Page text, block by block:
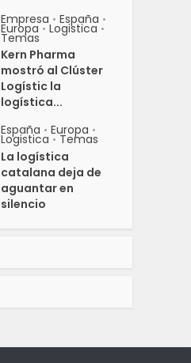
Empresa • España •
Europa • Logistica •
Temas
Kern Pharma
mostró al Clúster
Logístic la
logística...
España • Europa •
Logistica • Temas
La logística
catalana deja de
aguantar en
silencio